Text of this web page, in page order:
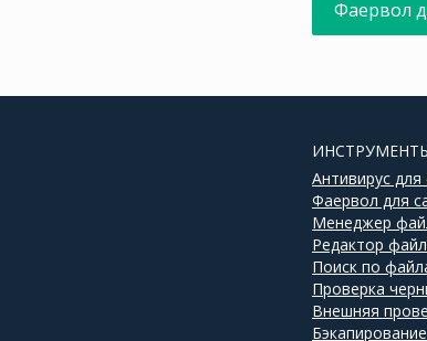
Фаервол
Антивирус для
Фаервол для
Менеджер
Редактор
Поиск по
Проверка
Внешняя